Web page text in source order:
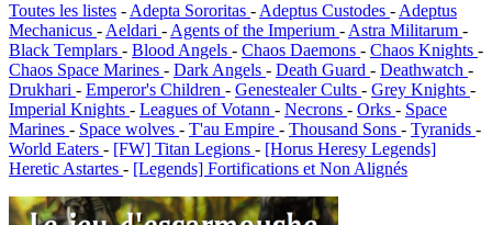
Toutes les listes -Adepta Sororitas -Adeptus Custodes -Adeptus
Mechanicus -Aeldari -Agents of the Imperium -Astra Militarum -
Black Templars - Blood Angels - Chaos Daemons - Chaos Knights -
Chaos Space Marines - Dark Angels - Death Guard - Deathwatch -
Drukhari - Emperor's Children - Genestealer Cults - Grey Knights -
Imperial Knights - Leagues of Votann - Necrons - Orks - Space
Marines - Space wolves - T'au Empire - Thousand Sons - Tyranids -
World Eaters - [FW] Titan Legions - [Horus Heresy Legends]
Heretic Astartes - [Legends] Fortifications et Non Alignés